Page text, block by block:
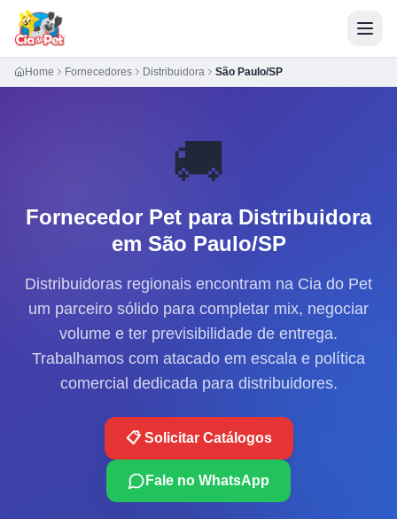
Home Fornecedores Distribuidora São Paulo/SP
🚚
Fornecedor Pet para Distribuidora
em São Paulo/SP
Distribuidoras regionais encontram na Cia do Pet
um parceiro sólido para completar mix, negociar
volume e ter previsibilidade de entrega.
Trabalhamos com atacado em escala e política
comercial dedicada para distribuidores.
📋 Solicitar Catálogos
Fale no WhatsApp